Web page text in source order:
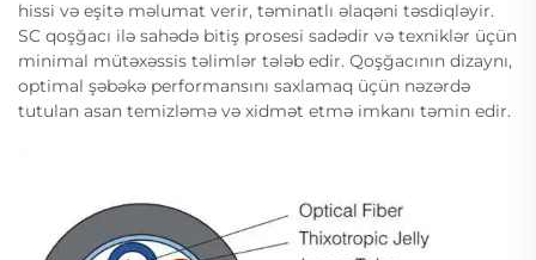
hissi və eşitə məlumat verir, təminatlı əlaqəni təsdiqləyir.
SC qoşğacı ilə sahədə bitiş prosesi sadədir və texniklər üçün
minimal mütəxəssis təlimlər tələb edir. Qoşğacının dizaynı,
optimal şəbəkə performansını saxlamaq üçün nəzərdə
tutulan asan temizləmə və xidmət etmə imkanı təmin edir.